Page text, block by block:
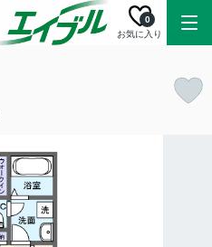
お気に入り
0